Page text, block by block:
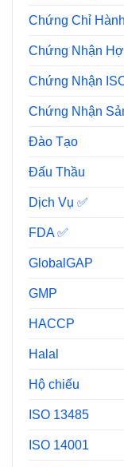
Chứng Chỉ
Chứng Nhận
Chứng Nhận
Chứng Nhận
Đào Tạo
Đấu Thầu
Dịch Vụ ✅
FDA ✅
GlobalGAP
GMP
HACCP
Halal
Hộ chiếu
ISO 13485
ISO 14001